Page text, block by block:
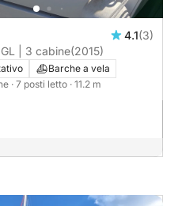
4.1(3)
| 3 cabine(2015)
Barche a vela
· 7 posti letto · 11.2 m